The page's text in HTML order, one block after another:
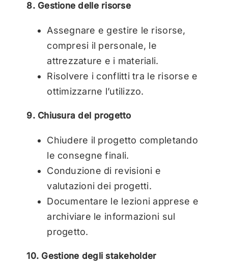
8. Gestione delle risorse
Assegnare e gestire le risorse,
compresi il personale, le
attrezzature e i materiali.
Risolvere i conflitti tra le risorse e
ottimizzarne l’utilizzo.
9. Chiusura del progetto
Chiudere il progetto completando
le consegne finali.
Conduzione di revisioni e
valutazioni dei progetti.
Documentare le lezioni apprese e
archiviare le informazioni sul
progetto.
10. Gestione degli stakeholder